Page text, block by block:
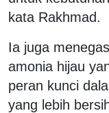
kata Rakhmad.
Ia juga
amonia hijau
peran kunci
yang lebih